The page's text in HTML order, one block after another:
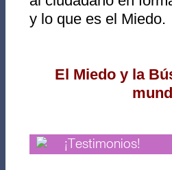
y lo que es el Miedo.
El Miedo y la
¡Testimonios!